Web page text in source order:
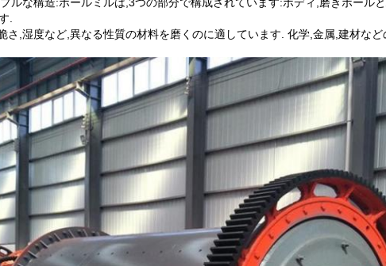
.
さ,湿度など,異なる性質の材料を磨くのに適しています. 化学,金属,建材など